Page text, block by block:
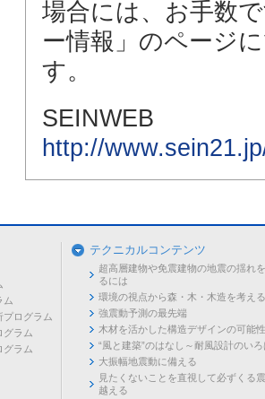
場合には、お手数
ー情報」のページ
す。
SEINWEB
http://
ム
プログラム
グラム
グラム
テクニカルコンテンツ
超高層建物や免震建物の地震の揺れ
るには
環境の視点から森・木・木造を考える
強震動予測の最先端
木材を活かした構造デザインの可能性
“風と建築”のはなし～耐風設計のいろ
大振幅地震動に備える
見たくないことを直視して必ずくる
越える